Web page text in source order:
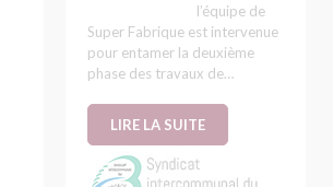
l’équipe de
Super Fabrique est intervenue
pour entamer la deuxième
phase des travaux de…
LIRE LA SUITE